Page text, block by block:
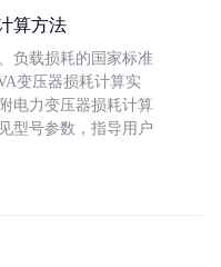
算方法
负载损耗的国家标准
变压器损耗计算实
电力变压器损耗计算
型号参数，指导用户